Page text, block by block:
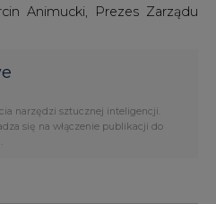
Animucki, Prezes Zarządu
narzędzi sztucznej inteligencji.
się na włączenie publikacji do